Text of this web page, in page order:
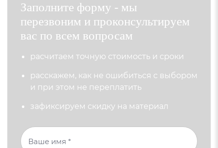
Заполните форму - мы
перезвоним и проконсультируем
вас по всем вопросам
раcчитаем точную стоимость и сроки
расскажем, как не ошибиться с выбором
и при этом не переплатить
зафиксируем скидку на материал